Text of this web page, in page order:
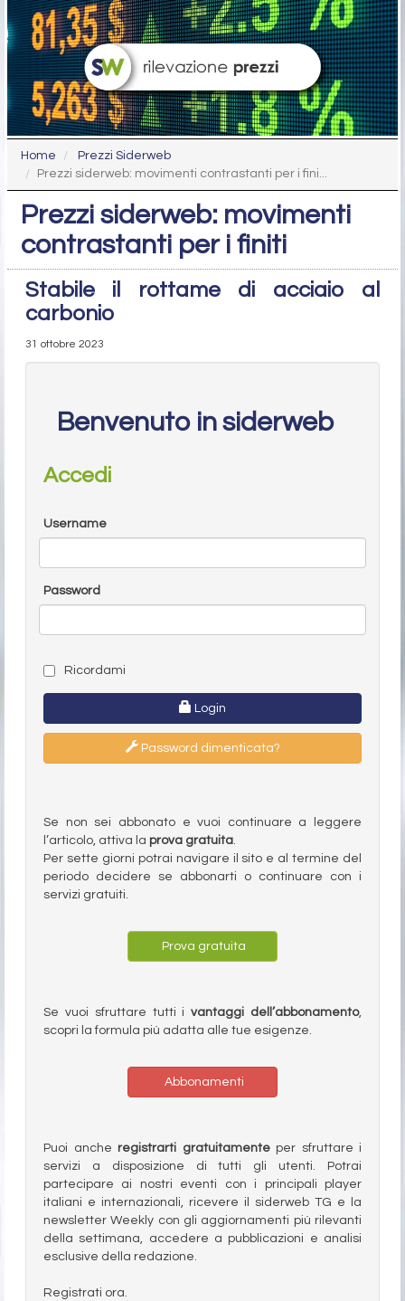
Home
Prezzi Siderweb
Prezzi siderweb: movimenti contrastanti per i fini...
Prezzi siderweb: movimenti
contrastanti per i finiti
Stabile il rottame di acciaio al
carbonio
31 ottobre 2023
Benvenuto in siderweb
Accedi
Username
Password
Ricordami
Login
Password dimenticata?
Se non sei abbonato e vuoi continuare a leggere
l’articolo, attiva la prova gratuita.
Per sette giorni potrai navigare il sito e al termine del
periodo decidere se abbonarti o continuare con i
servizi gratuiti.
Prova gratuita
Se vuoi sfruttare tutti ivantaggi dell’abbonamento,
scopri la formula più adatta alle tue esigenze.
Abbonamenti
Puoi anche registrarti gratuitamenteper sfruttare i
servizi a disposizione di tutti gli utenti. Potrai
partecipare ai nostri eventi con i principali player
italiani e internazionali, ricevere il siderweb TG e la
newsletter Weekly con gli aggiornamenti più rilevanti
della settimana, accedere a pubblicazioni e analisi
esclusive della redazione.
Registrati ora.